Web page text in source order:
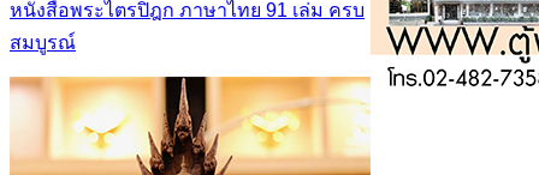
หนังสือพระไตรปิฎก ภาษาไทย 91 เล่ม ครบ
สมบูรณ์